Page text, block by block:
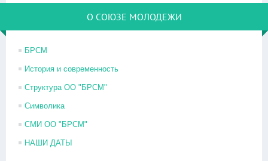
О СОЮЗЕ МОЛОДЕЖИ
БРСМ
История и современность
Структура ОО "БРСМ"
Символика
СМИ ОО "БРСМ"
НАШИ ДАТЫ